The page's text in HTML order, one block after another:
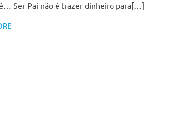
Ser Pai não é trazer dinheiro para[…]